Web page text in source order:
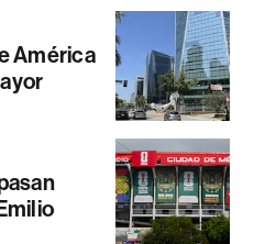
América